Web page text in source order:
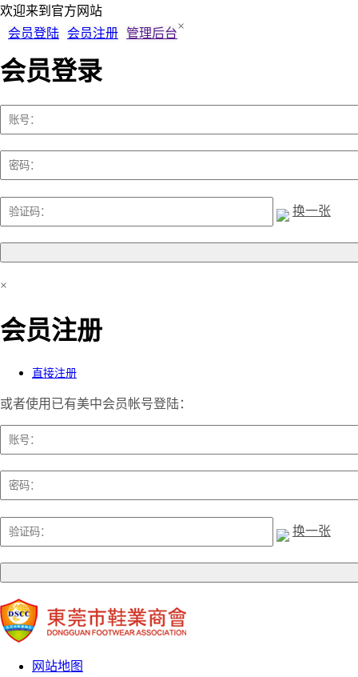
欢迎来到 官方网站
会员登陆
会员注册 管理后台
×
会员登录
换一张
×
会员注册
直接注册
或者使用已有美中会员帐号登陆：
换一张
网站地图